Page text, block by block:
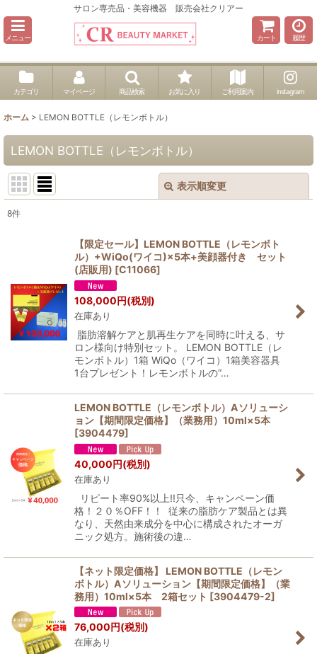
サロン専売品・美容機器 販売会社クリアー
メニュー カート 履歴
カテゴリ マイページ 商品検索 お気に入り ご利用案内 instagram
ホーム > LEMON BOTTLE（レモンボトル）
LEMON BOTTLE（レモンボトル）
表示順変更
絞り込む
8件
【限定セール】LEMON BOTTLE（レモンボト
ル）+WiQo(ワイコ)×5本+美顔器付き セット
(店販用) [C11066]
108,000円(税別)
在庫あり
脂肪溶解ケアと肌再生ケアを同時に叶える、サ
ロン様向け特別セット。 LEMON BOTTLE（レ
モンボトル）1箱 WiQo（ワイコ）1箱美容器具
1台プレゼント！レモンボトルの“…
LEMON BOTTLE（レモンボトル）Aソリューシ
ョン【期間限定価格】（業務用）10ml×5本
[3904479]
40,000円(税別)
在庫あり
リピート率90%以上!!只今、キャンペーン価
格！２０％OFF！！ 従来の脂肪ケア製品とは異
なり、天然由来成分を中心に構成されたオーガ
ニック処方。施術後の違…
【ネット限定価格】 LEMON BOTTLE（レモン
ボトル）Aソリューション【期間限定価格】（業
務用）10ml×5本 2箱セット [3904479-2]
76,000円(税別)
在庫あり